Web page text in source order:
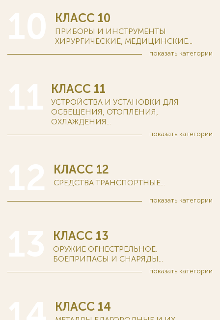
КЛАСС 10
ПРИБОРЫ И ИНСТРУМЕНТЫ
ХИРУРГИЧЕСКИЕ, МЕДИЦИНСКИЕ...
показать категории
КЛАСС 11
УСТРОЙСТВА И УСТАНОВКИ ДЛЯ
ОСВЕЩЕНИЯ, ОТОПЛЕНИЯ,
ОХЛАЖДЕНИЯ...
показать категории
КЛАСС 12
СРЕДСТВА ТРАНСПОРТНЫЕ...
показать категории
КЛАСС 13
ОРУЖИЕ ОГНЕСТРЕЛЬНОЕ;
БОЕПРИПАСЫ И СНАРЯДЫ...
показать категории
КЛАСС 14